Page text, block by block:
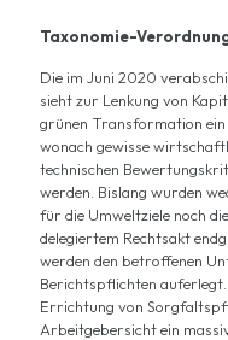
Taxonomie-
Die im Juni 2020
sieht zur Lenkung von
grünen Transformation
wonach gewisse
technischen
werden. Bislang wurden
für die Umweltziele noch
delegiertem Rechtsakt
werden den betroffenen
Berichtspflichten
Errichtung von
Arbeitgebersicht ein